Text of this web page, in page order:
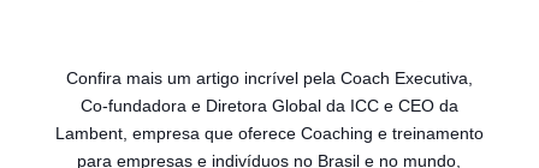
Confira mais um artigo incrível pela Coach Executiva,
Co-fundadora e Diretora Global da ICC e CEO da
Lambent, empresa que oferece Coaching e treinamento
para empresas e indivíduos no Brasil e no mundo,